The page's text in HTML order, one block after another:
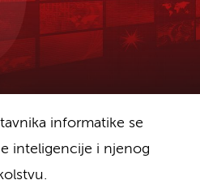
informatike se
inteligencije i njenog